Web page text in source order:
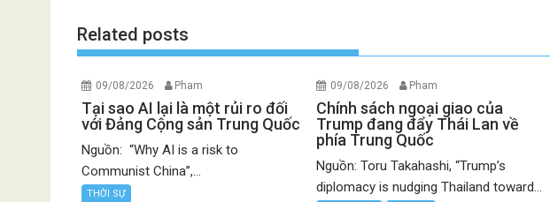
Related posts
09/08/2026 Pham
Tại sao AI lại là một rủi ro đối
với Đảng Cộng sản Trung Quốc
Nguồn: “Why AI is a risk to
Communist China”,...
THỜI SỰ
09/08/2026 Pham
Chính sách ngoại giao của
Trump đang đẩy Thái Lan về
phía Trung Quốc
Nguồn: Toru Takahashi, “Trump’s
diplomacy is nudging Thailand toward...